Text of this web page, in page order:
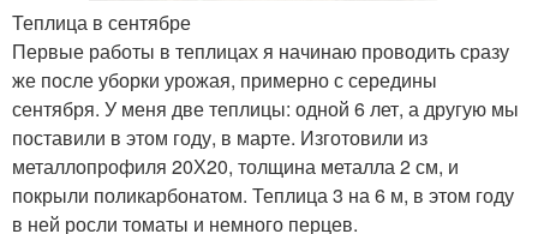
Теплица в сентябре
Первые работы в теплицах я начинаю проводить сразу
же после уборки урожая, примерно с середины
сентября. У меня две теплицы: одной 6 лет, а другую мы
поставили в этом году, в марте. Изготовили из
металлопрофиля 20Х20, толщина металла 2 см, и
покрыли поликарбонатом. Теплица 3 на 6 м, в этом году
в ней росли томаты и немного перцев.